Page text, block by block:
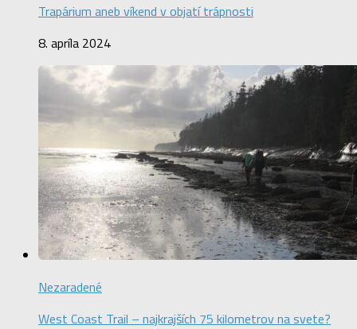
Trapárium aneb víkend v objatí trápnosti
8. apríla 2024
Nezaradené
West Coast Trail – najkrajších 75 kilometrov na svete?